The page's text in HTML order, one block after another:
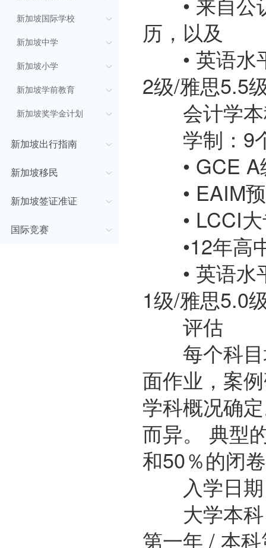
新加坡国际学校
新加坡中学
新加坡小学
新加坡学前教育
新加坡奖学金计划
新加坡出行指南
新加坡移民
新加坡签证准证
国际竞赛
历，以及
• 英语水
2级/雅思5.5
会计学本
学制：9个
• GCE A
• EAIM预
• LCCI大
•12年高
• 英语水
1级/雅思5.0
评估
每个科目
面作业，案
学科概况确
而异。 典型
和50％的闭
入学日期
大学本科
第一年 / 本